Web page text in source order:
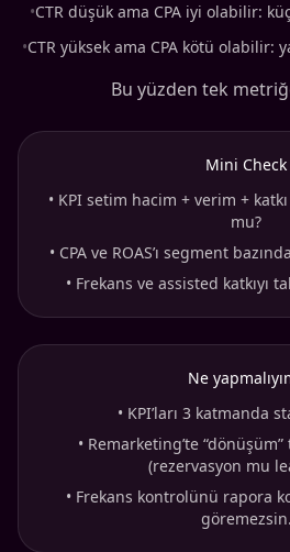
•CTR düşük ama CPA iyi olabilir:
•CTR yüksek ama CPA kötü olabilir:
Bu yüzden tek
Mini Check
• KPI setim hacim + verim +
mu?
• CPA ve ROAS’ı segment
• Frekans ve assisted katkıyı
Ne
• KPI’ları 3 katmanda
• Remarketing’te “dönüşüm”
(rezervasyon mu
• Frekans kontrolünü rapora
göremezsin.